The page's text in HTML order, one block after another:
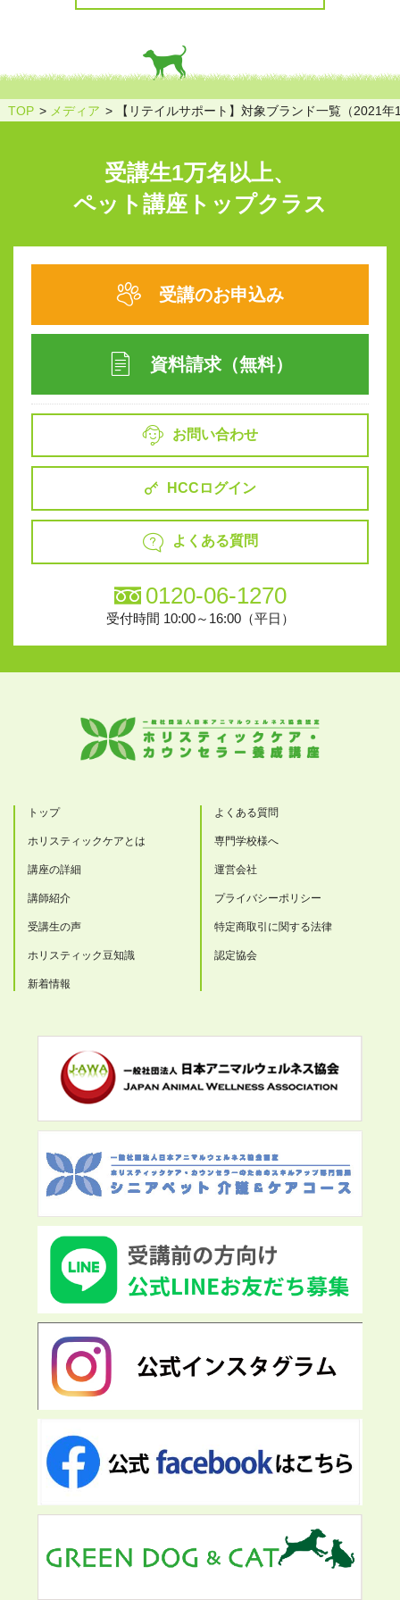
TOP メディア 【リテイルサポート】対象ブランド一覧（2021
受講生1万名以上、
ペット講座トップクラス
受講のお申込み
資料請求（無料）
お問い合わせ
HCCログイン
よくある質問
0120-06-1270
受付時間 10:00～16:00（平日）
トップ
ホリスティックケアとは
講座の詳細
講師紹介
受講生の声
ホリスティック豆知識
新着情報
よくある質問
専門学校様へ
運営会社
プライバシーポリシー
特定商取引に関する法律
認定協会